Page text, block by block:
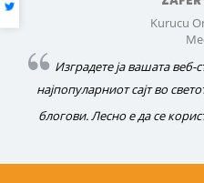
Kurucu
Изградете ја вашата веб-
најпопуларниот сајт во
блогови. Лесно е да се